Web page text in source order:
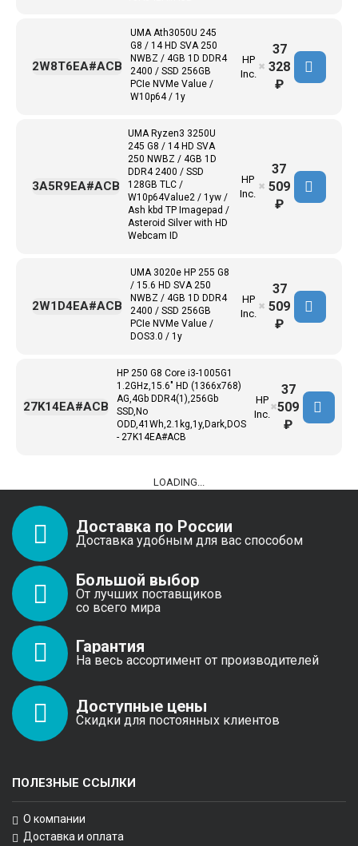
UMA Ath3050U 245
G8 / 14 HD SVA 250
NWBZ / 4GB 1D DDR4
2400 / SSD 256GB
PCIe NVMe Value /
W10p64 / 1y
HP
Inc.
2W8T6EA#ACB ✖
37
328
₽
UMA Ryzen3 3250U
245 G8 / 14 HD SVA
250 NWBZ / 4GB 1D
DDR4 2400 / SSD
128GB TLC /
W10p64Value2 / 1yw /
Ash kbd TP Imagepad /
Asteroid Silver with HD
Webcam ID
HP
Inc.
3A5R9EA#ACB ✖
37
509
₽
UMA 3020e HP 255 G8
/ 15.6 HD SVA 250
NWBZ / 4GB 1D DDR4
2400 / SSD 256GB
PCIe NVMe Value /
DOS3.0 / 1y
HP
Inc.
2W1D4EA#ACB ✖
37
509
₽
HP 250 G8 Core i3-1005G1
1.2GHz,15.6" HD (1366x768)
AG,4Gb DDR4(1),256Gb
SSD,No
ODD,41Wh,2.1kg,1y,Dark,DOS
- 27K14EA#ACB
HP
Inc.
27K14EA#ACB ✖
37
509
₽
LOADING...
Доставка по России
Доставка удобным для вас способом
Большой выбор
От лучших поставщиков
со всего мира
Гарантия
На весь ассортимент от производителей
Доступные цены
Скидки для постоянных клиентов
ПОЛЕЗНЫЕ ССЫЛКИ
О компании
Доставка и оплата